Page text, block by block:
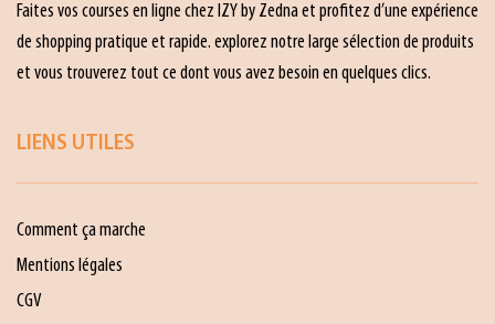
Faites vos courses en ligne chez IZY by Zedna et profitez d’une expérience
de shopping pratique et rapide. explorez notre large sélection de produits
et vous trouverez tout ce dont vous avez besoin en quelques clics.
LIENS UTILES
Comment ça marche
Mentions légales
CGV